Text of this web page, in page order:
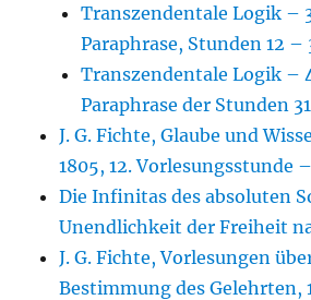
Transzendentale Logik –
Paraphrase, Stunden 12 –
Transzendentale Logik –
Paraphrase der Stunden
J. G. Fichte, Glaube und
1805, 12. Vorlesungsstunde
Die Infinitas des absoluten
Unendlichkeit der Freiheit
J. G. Fichte, Vorlesungen
Bestimmung des Gelehrten,